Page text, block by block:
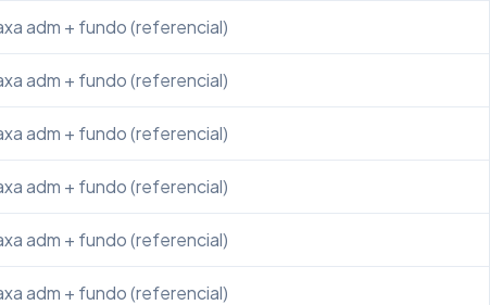
adm + fundo (referencial)
adm + fundo (referencial)
adm + fundo (referencial)
adm + fundo (referencial)
adm + fundo (referencial)
adm + fundo (referencial)